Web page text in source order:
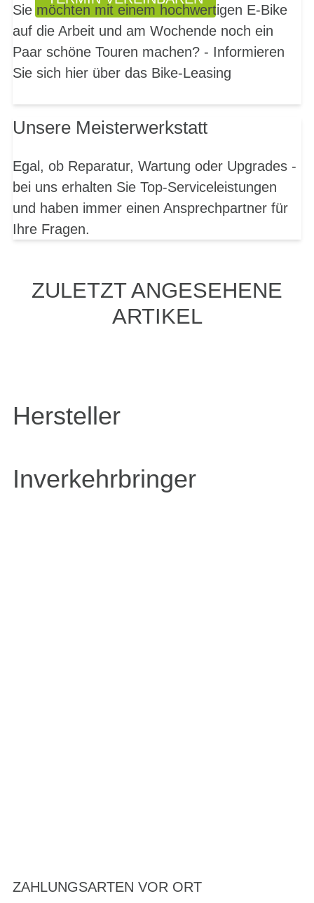
Sie möchten mit einem hochwertigen E-Bike
auf die Arbeit und am Wochende noch ein
Paar schöne Touren machen? - Informieren
Sie sich hier über das Bike-Leasing
Unsere Meisterwerkstatt
Egal, ob Reparatur, Wartung oder Upgrades -
bei uns erhalten Sie Top-Serviceleistungen
und haben immer einen Ansprechpartner für
Ihre Fragen.
ZULETZT ANGESEHENE
ARTIKEL
Hersteller
Inverkehrbringer
ZAHLUNGSARTEN VOR ORT